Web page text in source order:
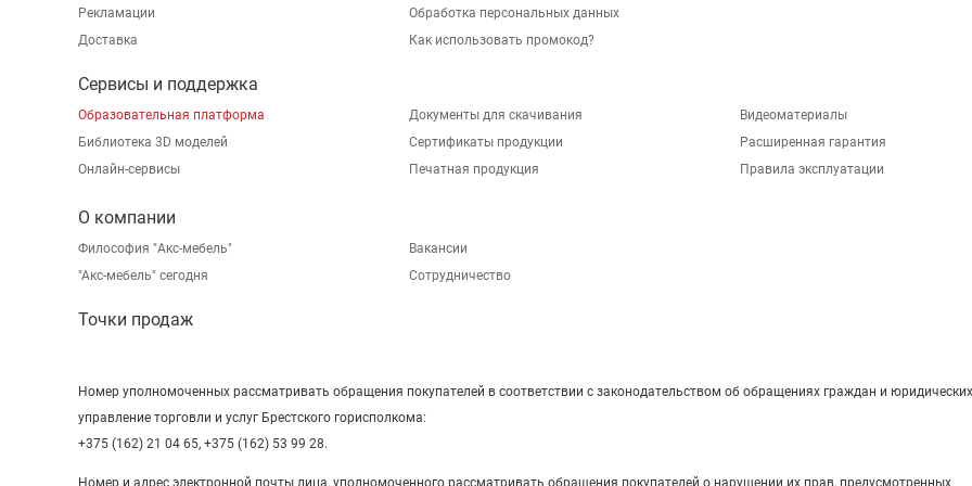
Рекламации
Доставка
Обработка персональных данных
Как использовать промокод?
Сервисы и поддержка
Образовательная платформа
Библиотека 3D моделей
Онлайн-сервисы
Документы для скачивания
Сертификаты продукции
Печатная продукция
Видеоматериалы
Расширенная гарантия
Правила эксплуатации
О компании
Философия "Акс-мебель"
"Aкс-мебель" сегодня
Вакансии
Сотрудничество
Точки продаж
Номер уполномоченных рассматривать обращения покупателей в соответствии с законодательством об обращениях граждан и
управление торговли и услуг Брестского горисполкома:
+375 (162) 21 04 65, +375 (162) 53 99 28.
Номер и адрес электронной почты лица, уполномоченного рассматривать обращения покупателей о нарушении их прав, предусмотренных